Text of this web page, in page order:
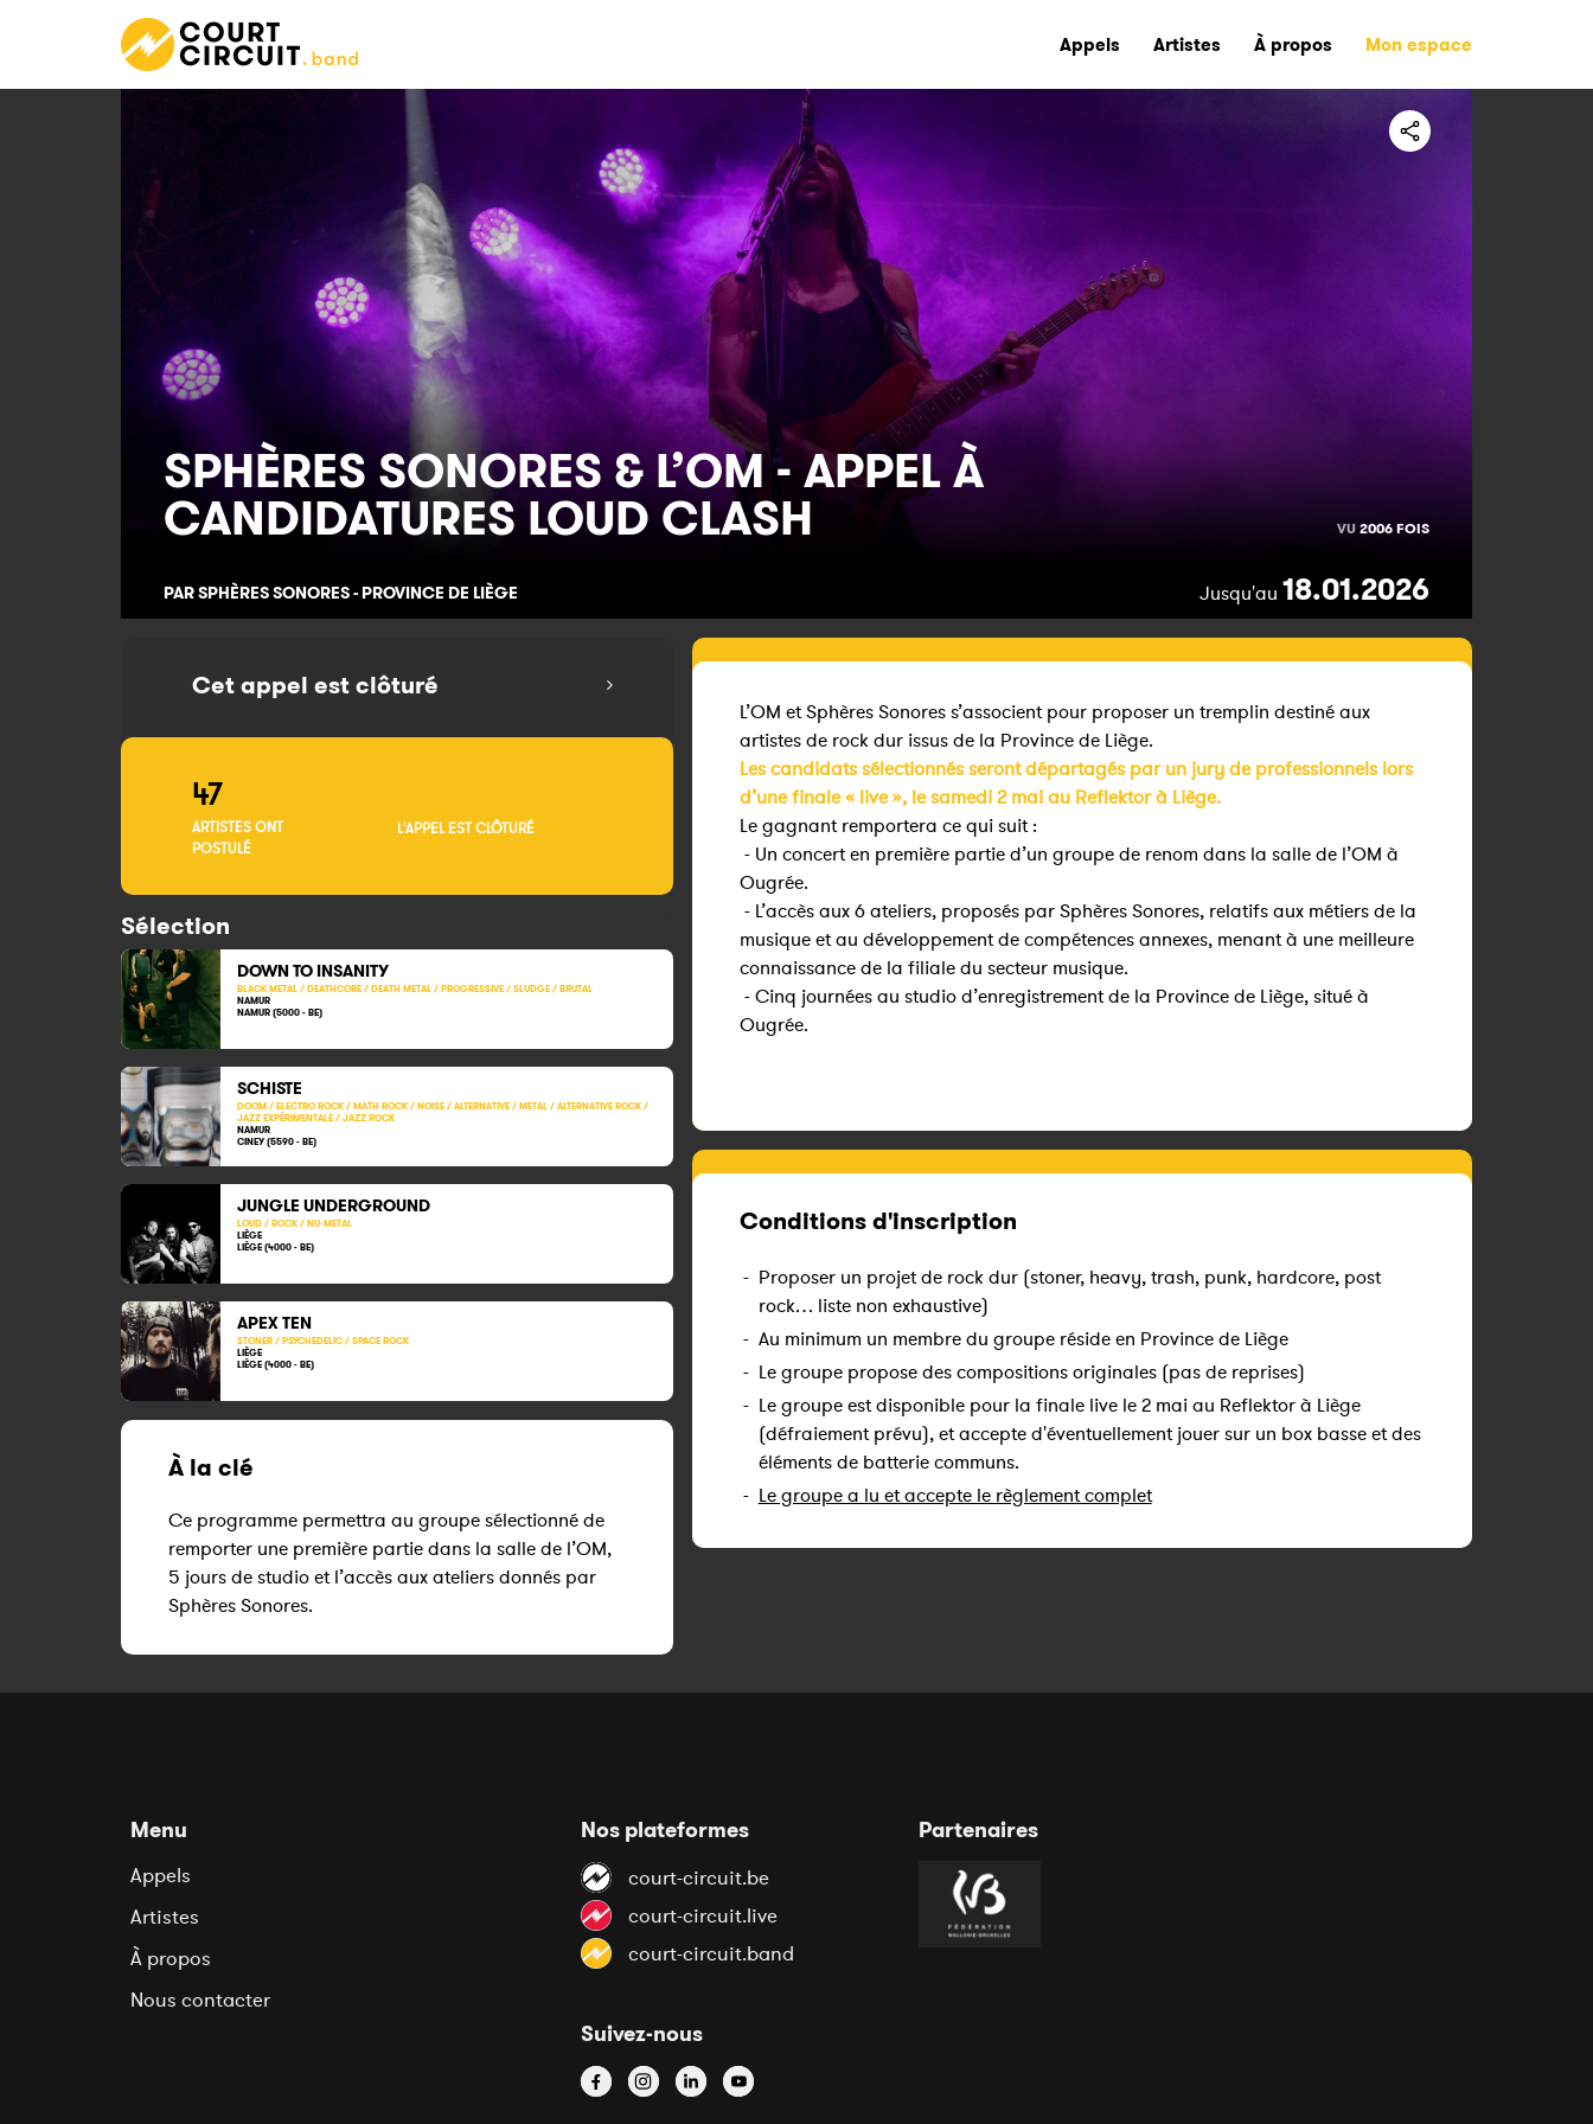
Appels Artistes À propos Mon espace
SPHÈRES SONORES & L’OM - APPEL À
CANDIDATURES LOUD CLASH VU 2006 FOIS
PAR SPHÈRES SONORES - PROVINCE DE LIÈGE Jusqu'au 18.01.2026
Cet appel est clôturé
47
ARTISTES ONT
POSTULÉ
L'APPEL EST CLÔTURÉ
Sélection
DOWN TO INSANITY
BLACK METAL / DEATHCORE / DEATH METAL / PROGRESSIVE / SLUDGE / BRUTAL
NAMUR
NAMUR (5000 - BE)
SCHISTE
DOOM / ELECTRO ROCK / MATH ROCK / NOISE / ALTERNATIVE / METAL / ALTERNATIVE ROCK /
JAZZ EXPÉRIMENTALE / JAZZ ROCK
NAMUR
CINEY (5590 - BE)
JUNGLE UNDERGROUND
LOUD / ROCK / NU-METAL
LIÈGE
LIÈGE (4000 - BE)
APEX TEN
STONER / PSYCHEDELIC / SPACE ROCK
LIÈGE
LIÈGE (4000 - BE)
À la clé
Ce programme permettra au groupe sélectionné de
remporter une première partie dans la salle de l’OM,
5 jours de studio et l’accès aux ateliers donnés par
Sphères Sonores.
L’OM et Sphères Sonores s’associent pour proposer un tremplin destiné aux
artistes de rock dur issus de la Province de Liège.
Les candidats sélectionnés seront départagés par un jury de professionnels lors
d’une finale « live », le samedi 2 mai au Reflektor à Liège.
Le gagnant remportera ce qui suit :
- Un concert en première partie d’un groupe de renom dans la salle de l’OM à
Ougrée.
- L’accès aux 6 ateliers, proposés par Sphères Sonores, relatifs aux métiers de la
musique et au développement de compétences annexes, menant à une meilleure
connaissance de la filiale du secteur musique.
- Cinq journées au studio d’enregistrement de la Province de Liège, situé à
Ougrée.
Conditions d'inscription
- Proposer un projet de rock dur (stoner, heavy, trash, punk, hardcore, post
rock… liste non exhaustive)
- Au minimum un membre du groupe réside en Province de Liège
- Le groupe propose des compositions originales (pas de reprises)
- Le groupe est disponible pour la finale live le 2 mai au Reflektor à Liège
(défraiement prévu), et accepte d'éventuellement jouer sur un box basse et des
éléments de batterie communs.
- Le groupe a lu et accepte le règlement complet
Menu
Appels
Artistes
À propos
Nous contacter
Nos plateformes
court-circuit.be
court-circuit.live
court-circuit.band
Suivez-nous
Partenaires